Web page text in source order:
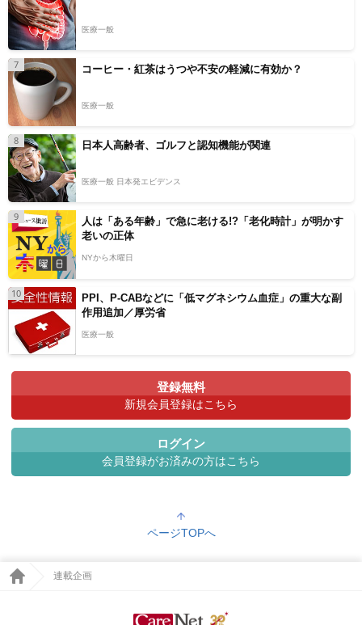
医療一般
7 コーヒー・紅茶はうつや不安の軽減に有効か？
医療一般
8 日本人高齢者、ゴルフと認知機能が関連
医療一般 日本発エビデンス
9
人は「ある年齢」で急に老ける!?「老化時計」が明かす
老いの正体
NYから木曜日
10
PPI、P-CABなどに「低マグネシウム血症」の重大な副
作用追加／厚労省
医療一般
登録無料
新規会員登録はこちら
ログイン
会員登録がお済みの方はこちら
ページTOPへ
連載企画